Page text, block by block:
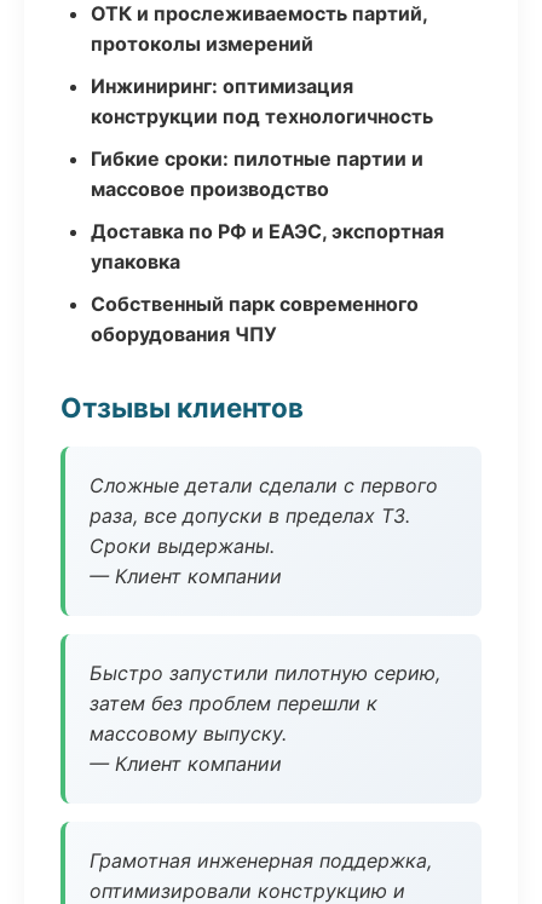
ОТК и прослеживаемость партий,
протоколы измерений
Инжиниринг: оптимизация
конструкции под технологичность
Гибкие сроки: пилотные партии и
массовое производство
Доставка по РФ и ЕАЭС, экспортная
упаковка
Собственный парк современного
оборудования ЧПУ
Отзывы клиентов
Сложные детали сделали с первого
раза, все допуски в пределах ТЗ.
Сроки выдержаны.
— Клиент компании
Быстро запустили пилотную серию,
затем без проблем перешли к
массовому выпуску.
— Клиент компании
Грамотная инженерная поддержка,
оптимизировали конструкцию и